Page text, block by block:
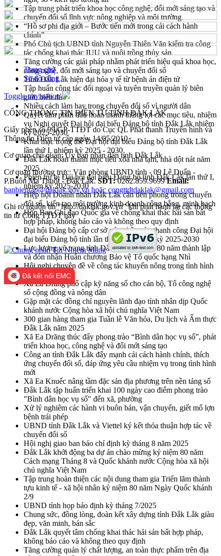
Tập trung phát triển khoa học công nghệ, đổi mới sáng tạo và
chuyển đổi số lĩnh vực nông nghiệp và môi trường
“Hồ sơ phi địa giới – Bước tiến mới trong cải cách hành
chính”
Phó Chủ tịch UBND tỉnh Nguyễn Thiên Văn kiểm tra công
tác chống khai thác IUU và nuôi trồng thủy sản
Tăng cường các giải pháp nhằm phát triển hiệu quả khoa học,
công nghệ, đổi mới sáng tạo và chuyển đổi số
Tỉnh Đắk Lắk hiện đại hóa y tế từ bệnh án điện tử
Tập huấn công tác đối ngoại và tuyên truyền quản lý biên
giới, biển đảo
Nhiều cách làm hay trong chuyển đổi số vì người dân
Quyết tâm phấn đấu hoàn thành thắng lợi các mục tiêu, nhiệm
vụ Nghị quyết Đại hội đại biểu Đảng bộ tỉnh Đắk Lắk nhiệm
kỳ 2025-2030
Khai mạc trọng thể Đại hội đại biểu Đảng bộ tỉnh Đắk Lắk
lần thứ I, nhiệm kỳ 2025 - 2030
Đắk Lắk hoàn thành mục tiêu xóa nhà tạm, nhà dột nát năm
2025
Phiên trù bị Đại hội đại biểu Đảng bộ tỉnh Đắk Lắk lần thứ I,
nhiệm kỳ 2025-2030
Hiệp hội Doanh nhân Đắk Lắk cần tiên phong trong chuyển
đổi số, kiến tạo môi trường kinh doanh công bằng, minh bạch
Họp Ban Chỉ đạo Quốc gia về chống khai thác hải sản bất
hợp pháp, không báo cáo và không theo quy định
Đại hội Đảng bộ cấp cơ sở góp phần vào thanh công Đại hội
đại biểu Đảng bộ tỉnh lần thứ nhất, nhiệm kỳ 2025-2030
Lực lượng vũ trang tỉnh Đắk Lắk kỷ niệm 80 năm thành lập
và đón nhận Huân chương Bảo vệ Tổ quốc hạng Nhì
Hội nghị chuyên đề về công tác khuyến nông trong tình hình
mới
Xã Ea Drăng phổ cập kỹ năng số cho cán bộ, Tổ công nghệ
số cộng đồng và nông dân
Gặp mặt các đồng chí nguyên lãnh đạo tỉnh nhân dịp Quốc
khánh nước Cộng hòa xã hội chủ nghĩa Việt Nam
300 gian hàng tham gia Tuần lễ Văn hóa, Du lịch và Ẩm thực
Đắk Lắk năm 2025
Xã Ea Drăng thúc đẩy phong trào “Bình dân học vụ số”, phát
triển khoa học, công nghệ và đổi mới sáng tạo
Công an tỉnh Đắk Lắk đẩy mạnh cải cách hành chính, thích
ứng chuyển đổi số, đáp ứng yêu cầu nhiệm vụ trong tình hình
mới
Xã Ea Knuếc nâng tầm đặc sản địa phương trên nền tảng số
Đắk Lắk tập huấn triển khai 100 ngày cao điểm phong trào
"Bình dân học vụ số" đến xã, phường
Xử lý nghiêm các hành vi buôn bán, vận chuyển, giết mổ lợn
bệnh trái phép
UBND tỉnh Đắk Lắk và Viettel ký kết thỏa thuận hợp tác về
chuyển đổi số
Hội nghị giao ban báo chí định kỳ tháng 8 năm 2025
Đắk Lắk khởi động ba dự án chào mừng kỷ niệm 80 năm
Cách mạng Tháng 8 và Quốc khánh nước Cộng hòa xã hội
chủ nghĩa Việt Nam
Tập trung hoàn thiện các nội dung tham gia Triển lãm thành
tựu kinh tế - xã hội nhân kỷ niệm 80 năm Ngày Quốc khánh
2/9
UBND tỉnh họp báo định kỳ tháng 7/2025
Chung sức, đồng lòng, đoàn kết xây dựng tỉnh Đắk Lắk giàu
đẹp, văn minh, bản sắc
Đắk Lắk quyết tâm chống khai thác hải sản bất hợp pháp,
không báo cáo và không theo quy định
Tăng cường quản lý chất lượng, an toàn thực phẩm trên địa
Trang chủ
Sơ đồ cổng
Toggle navigation
CỔNG THÔNG TIN ĐIỆN TỬ TỈNH ĐẮK LẮK
Giấy phép số 99/GP-TTĐT do Cục QL Phát thanh Truyền hình và
Thông tin Điện tử cấp ngày 14/05/2010
Cơ quan chủ quản: Ủy ban nhân dân tỉnh Đắk Lắk
Cơ quan thường trực: Văn phòng UBND tỉnh - 09 Lê Duẩn -
P.Buôn Ma Thuột - Đắk Lắk.SĐT:0262.859.9699Email:
banbientap@daklak.gov.vn hoặc congttdtdaklak@gmail.com
Ghi rõ nguồn tin "http://daklak.gov.vn" khi phát hành lại các thông
tin từ Cổng TTĐT này
Đã kết nối EMC